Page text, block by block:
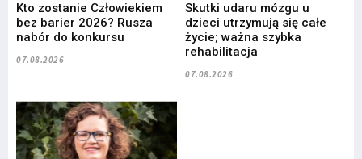
Kto zostanie Człowiekiem
bez barier 2026? Rusza
nabór do konkursu
07.08.2026
Skutki udaru mózgu u
dzieci utrzymują się całe
życie; ważna szybka
rehabilitacja
07.08.2026